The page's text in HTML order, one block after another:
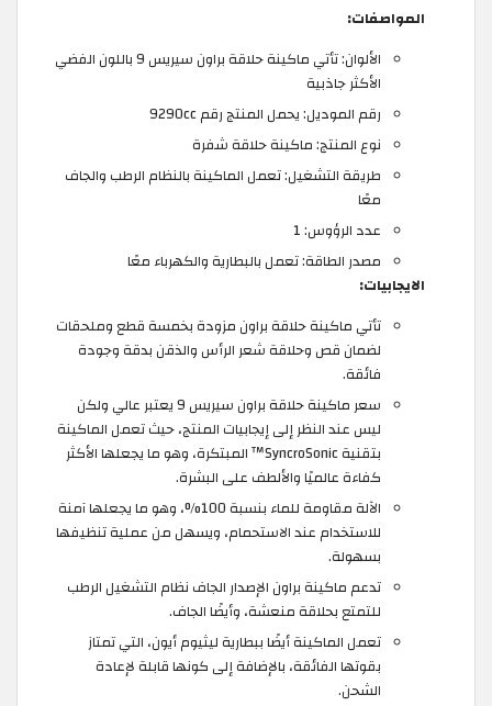
المواصفات:
الألوان: تأتي ماكينة حلاقة براون سيريس 9 باللون الفضي
الأكثر جاذبية
رقم الموديل: يحمل المنتج رقم 9290cc
نوع المنتج: ماكينة حلاقة شفرة
طريقة التشغيل: تعمل الماكينة بالنظام الرطب والجاف
معًا
عدد الرؤوس: 1
مصدر الطاقة: تعمل بالبطارية والكهرباء معًا
الايجابيات:
تأتي ماكينة حلاقة براون مزودة بخمسة قطع وملحقات
لضمان قص وحلاقة شعر الرأس والذقن بدقة وجودة
فائقة.
سعر ماكينة حلاقة براون سيريس 9 يعتبر عالي ولكن
ليس عند النظر إلى إيجابيات المنتج، حيث تعمل الماكينة
بتقنية SyncroSonic™ المبتكرة، وهو ما يجعلها الأكثر
كفاءة عالميًا والألطف على البشرة.
الآلة مقاومة للماء بنسبة 100%، وهو ما يجعلها آمنة
للاستخدام عند الاستحمام، ويسهل من عملية تنظيفها
بسهولة.
تدعم ماكينة براون الإصدار الجاف نظام التشغيل الرطب
للتمتع بحلاقة منعشة، وأيضًا الجاف.
تعمل الماكينة أيضًا ببطارية ليثيوم أيون، التي تمتاز
بقوتها الفائقة، بالإضافة إلى كونها قابلة لإعادة
الشحن.